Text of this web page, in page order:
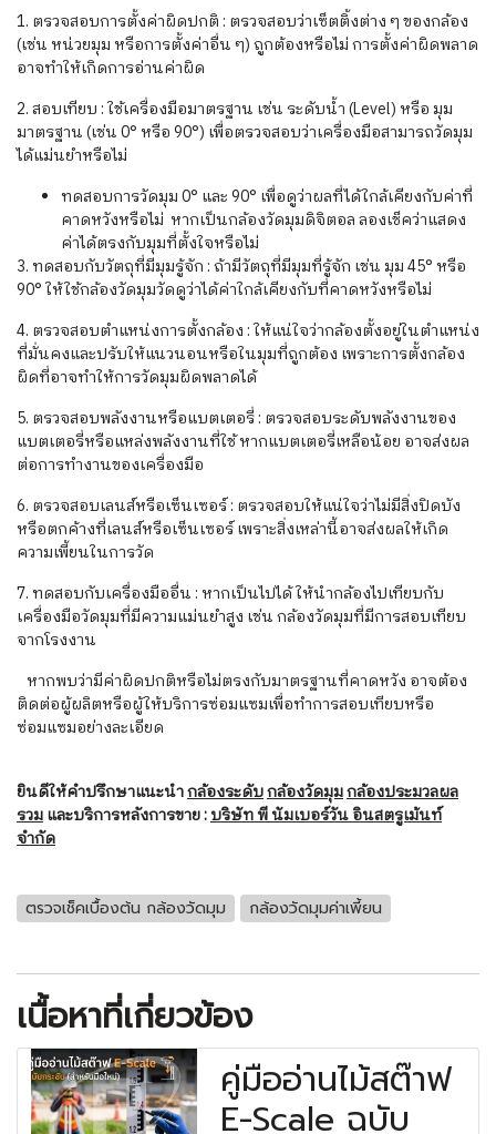
1. ตรวจสอบการตั้งค่าผิดปกติ : ตรวจสอบว่าเซ็ตติ้งต่าง ๆ ของกล้อง
(เช่น หน่วยมุม หรือการตั้งค่าอื่น ๆ) ถูกต้องหรือไม่ การตั้งค่าผิดพลาด
อาจทำให้เกิดการอ่านค่าผิด
2. สอบเทียบ : ใช้เครื่องมือมาตรฐาน เช่น ระดับน้ำ (Level) หรือ มุม
มาตรฐาน (เช่น 0° หรือ 90°) เพื่อตรวจสอบว่าเครื่องมือสามารถวัดมุม
ได้แม่นยำหรือไม่
ทดสอบการวัดมุม 0° และ 90° เพื่อดูว่าผลที่ได้ใกล้เคียงกับค่าที่
คาดหวังหรือไม่ หากเป็นกล้องวัดมุมดิจิตอล ลองเช็คว่าแสดง
ค่าได้ตรงกับมุมที่ตั้งใจหรือไม่
3. ทดสอบกับวัตถุที่มีมุมรู้จัก : ถ้ามีวัตถุที่มีมุมที่รู้จัก เช่น มุม 45° หรือ
90° ให้ใช้กล้องวัดมุมวัดดูว่าได้ค่าใกล้เคียงกับที่คาดหวังหรือไม่
4. ตรวจสอบตำแหน่งการตั้งกล้อง : ให้แน่ใจว่ากล้องตั้งอยู่ในตำแหน่ง
ที่มั่นคงและปรับให้แนวนอนหรือในมุมที่ถูกต้อง เพราะการตั้งกล้อง
ผิดที่อาจทำให้การวัดมุมผิดพลาดได้
5. ตรวจสอบพลังงานหรือแบตเตอรี่ : ตรวจสอบระดับพลังงานของ
แบตเตอรี่หรือแหล่งพลังงานที่ใช้ หากแบตเตอรี่เหลือน้อย อาจส่งผล
ต่อการทำงานของเครื่องมือ
6. ตรวจสอบเลนส์หรือเซ็นเซอร์ : ตรวจสอบให้แน่ใจว่าไม่มีสิ่งปิดบัง
หรือตกค้างที่เลนส์หรือเซ็นเซอร์ เพราะสิ่งเหล่านี้อาจส่งผลให้เกิด
ความเพี้ยนในการวัด
7. ทดสอบกับเครื่องมืออื่น : หากเป็นไปได้ ให้นำกล้องไปเทียบกับ
เครื่องมือวัดมุมที่มีความแม่นยำสูง เช่น กล้องวัดมุมที่มีการสอบเทียบ
จากโรงงาน
หากพบว่ามีค่าผิดปกติหรือไม่ตรงกับมาตรฐานที่คาดหวัง อาจต้อง
ติดต่อผู้ผลิตหรือผู้ให้บริการซ่อมแซมเพื่อทำการสอบเทียบหรือ
ซ่อมแซมอย่างละเอียด
ยินดีให้คำปรึกษาแนะนำกล้องระดับกล้องวัดมุมกล้องประมวลผล
รวมและบริการหลังการขาย :บริษัท พี นัมเบอร์วัน อินสตรูเม้นท์
จำกัด
ตรวจเช็คเบื้องต้น กล้องวัดมุม กล้องวัดมุมค่าเพี้ยน
เนื้อหาที่เกี่ยวข้อง
คู่มืออ่านไม้สต๊าฟ
E-Scale ฉบับ